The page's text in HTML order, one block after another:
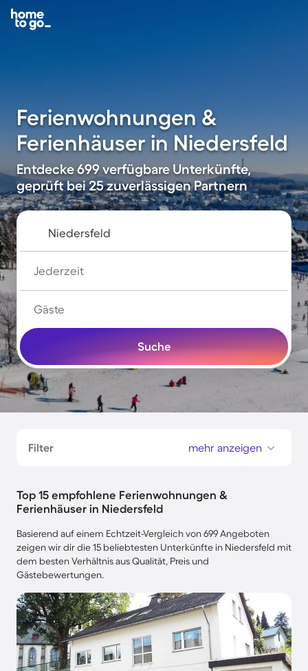
Ferienwohnungen &
Ferienhäuser in Niedersfeld
Entdecke 699 verfügbare Unterkünfte,
geprüft bei 25 zuverlässigen Partnern
Jederzeit
Gäste
Suche
Filter mehr anzeigen
Top 15 empfohlene Ferienwohnungen &
Ferienhäuser in Niedersfeld
Basierend auf einem Echtzeit-Vergleich von 699 Angeboten
zeigen wir dir die 15 beliebtesten Unterkünfte in Niedersfeld mit
dem besten Verhältnis aus Qualität, Preis und
Gästebewertungen.